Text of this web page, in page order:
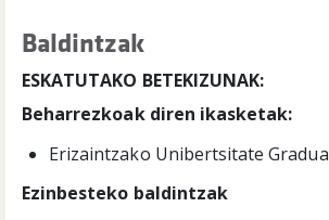
Baldintzak
ESKATUTAKO BETEKIZUNAK:
Beharrezkoak diren ikasketak:
Erizaintzako Unibertsitate Gradua
Ezinbesteko baldintzak